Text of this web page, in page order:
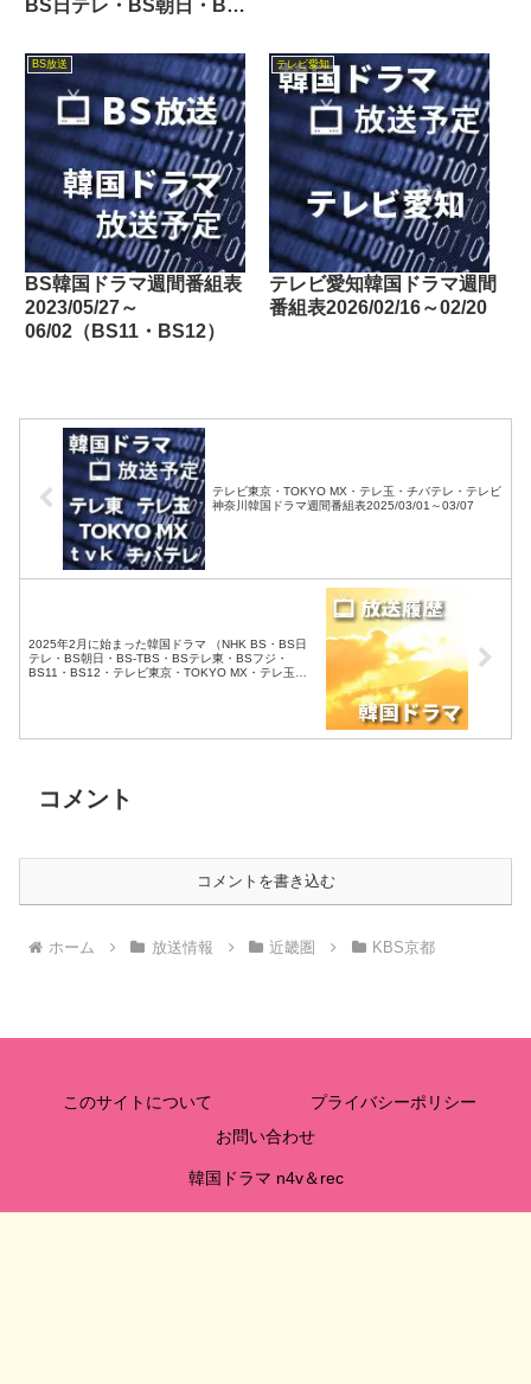
BS日テレ・BS朝日・BS-
ジ・BS11・BS12・テレビ
東京・TOKYO MX・テレ
玉・チバテレ・テレビ神奈
川・テレビ大阪・サンテレ
ビ・KBS京都・テレビ愛
知・テレビ北海道）
BS放送
BS韓国ドラマ週間番組表
2023/05/27～
06/02（BS11・BS12）
テレビ愛知
テレビ愛知韓国ドラマ週間
番組表2026/02/16～02/20
テレビ東京・TOKYO MX・テレ玉・チバテレ・テレビ
神奈川韓国ドラマ週間番組表2025/03/01～03/07
2025年2月に始まった韓国ドラマ （NHK BS・BS日
テレ・BS朝日・BS-TBS・BSテレ東・BSフジ・
BS11・BS12・テレビ東京・TOKYO MX・テレ玉・
コメント
コメントを書き込む
ホーム 放送情報 近畿圏 KBS京都
このサイトについて
プライバシーポリシー
お問い合わせ
韓国ドラマ n4v＆rec